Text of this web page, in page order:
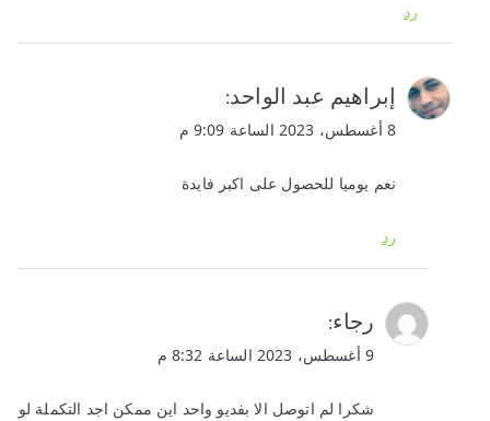
رد
إبراهيم عبد الواحد:
8 أغسطس، 2023 الساعة 9:09 م
نعم يوميا للحصول على اكبر فايدة
رد
رجاء:
9 أغسطس، 2023 الساعة 8:32 م
شكرا لم اتوصل الا بفديو واحد اين ممكن اجد التكملة لو